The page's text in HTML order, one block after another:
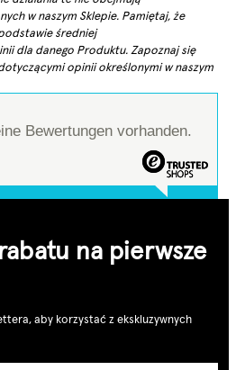
w naszym Sklepie. Pamiętaj, że
średniej
dla danego Produktu. Zapoznaj się
opinii określonymi w naszym
Bewertungen vorhanden.
na pierwsze
aby korzystać z ekskluzywnych